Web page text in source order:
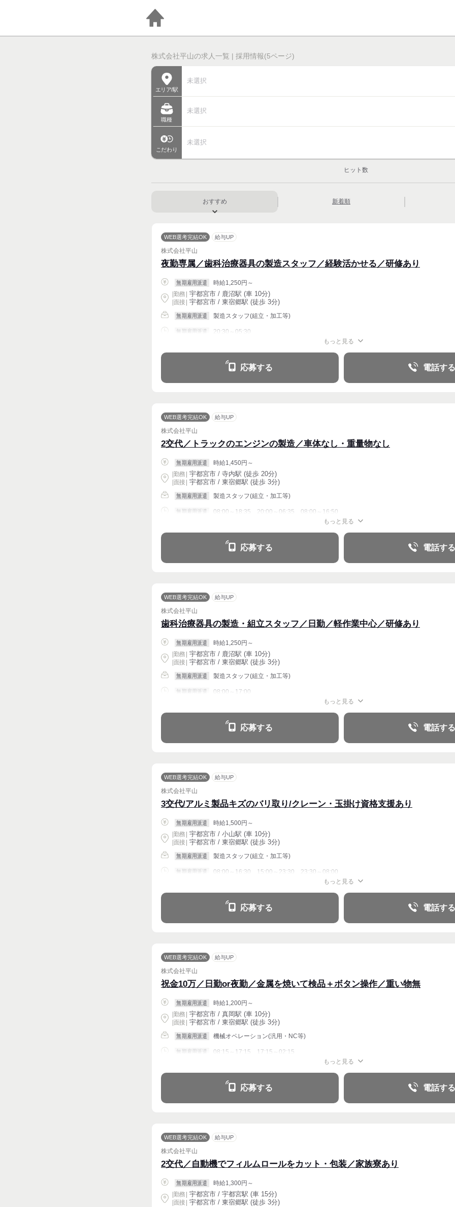
株式会社平山の求人一覧 | 採用情報(5ページ)
エリア/駅
未選択
職種
未選択
こだわり
未選択
ヒット数
おすすめ 新着順
WEB選考完結OK 給与UP
株式会社平山
夜勤専属／歯科治療器具の製造スタッフ／経験活かせる／研修あり
無期雇用派遣
時給1,250円～
|勤務 宇都宮市 / 鹿沼駅 (車 10分)
| 面接 | 宇都宮市 / 東宿郷駅 (徒歩 3分)
無期雇用派遣 製造スタッフ(組立・加工等)
無期雇用派遣 20:30～05:30
もっと見る
応募する 電話する
WEB選考完結OK 給与UP
株式会社平山
2交代／トラックのエンジンの製造／車体なし・重量物なし
無期雇用派遣
時給1,450円～
|勤務 宇都宮市 / 寺内駅 (徒歩 20分)
| 面接 | 宇都宮市 / 東宿郷駅 (徒歩 3分)
無期雇用派遣 製造スタッフ(組立・加工等)
無期雇用派遣 08:00～18:35、20:00～06:35、08:00～16:50
もっと見る
応募する 電話する
WEB選考完結OK 給与UP
株式会社平山
歯科治療器具の製造・組立スタッフ／日勤／軽作業中心／研修あり
無期雇用派遣
時給1,250円～
|勤務 宇都宮市 / 鹿沼駅 (車 10分)
| 面接 | 宇都宮市 / 東宿郷駅 (徒歩 3分)
無期雇用派遣 製造スタッフ(組立・加工等)
無期雇用派遣 08:00～17:00
もっと見る
応募する 電話する
WEB選考完結OK 給与UP
株式会社平山
3交代/アルミ製品キズのバリ取り/クレーン・玉掛け資格支援あり
無期雇用派遣
時給1,500円～
|勤務 宇都宮市 / 小山駅 (車 10分)
| 面接 | 宇都宮市 / 東宿郷駅 (徒歩 3分)
無期雇用派遣 製造スタッフ(組立・加工等)
無期雇用派遣 08:00～16:30、15:00～23:30、23:30～08:00
もっと見る
応募する 電話する
WEB選考完結OK 給与UP
株式会社平山
祝金10万／日勤or夜勤／金属を焼いて検品＋ボタン操作／重い物無
無期雇用派遣
時給1,200円～
|勤務 宇都宮市 / 真岡駅 (車 10分)
| 面接 | 宇都宮市 / 東宿郷駅 (徒歩 3分)
無期雇用派遣 機械オペレーション(汎用・NC等)
無期雇用派遣 08:15～17:15、17:15～02:15
もっと見る
応募する 電話する
WEB選考完結OK 給与UP
株式会社平山
2交代／自動機でフィルムロールをカット・包装／家族寮あり
無期雇用派遣
時給1,300円～
|勤務 宇都宮市 / 宇都宮駅 (車 15分)
| 面接 | 宇都宮市 / 東宿郷駅 (徒歩 3分)